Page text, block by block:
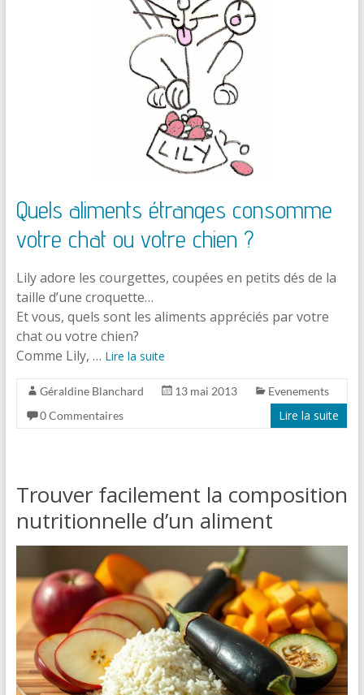
Quels aliments étranges consomme
votre chat ou votre chien ?
Lily adore les courgettes, coupées en petits dés de la
taille d’une croquette…
Et vous, quels sont les aliments appréciés par votre
chat ou votre chien?
Comme Lily, … Lire la suite
Géraldine Blanchard 13 mai 2013
Evenements
0 Commentaires
Lire la suite
Trouver facilement la composition
nutritionnelle d’un aliment